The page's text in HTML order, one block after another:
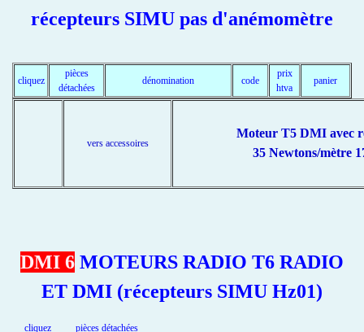
récepteurs SIMU pas d'anémomètre
cliquez
pièces
détachées
dénomination code
prix
htva
panier
vers accessoires
Moteur T5 DMI avec
35 Newtons/mètre
DMI 6 MOTEURS RADIO T6 RADIO
ET DMI (récepteurs SIMU Hz01)
cliquez pièces détachées